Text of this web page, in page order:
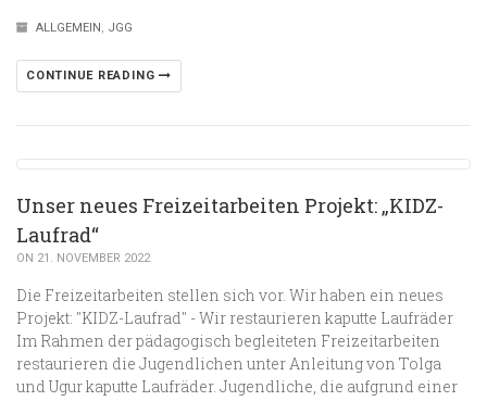
ALLGEMEIN, JGG
CONTINUE READING
Unser neues Freizeitarbeiten Projekt: „KIDZ-
Laufrad“
ON 21. NOVEMBER 2022
Die Freizeitarbeiten stellen sich vor. Wir haben ein neues
Projekt: "KIDZ-Laufrad" - Wir restaurieren kaputte Laufräder
Im Rahmen der pädagogisch begleiteten Freizeitarbeiten
restaurieren die Jugendlichen unter Anleitung von Tolga
und Ugur kaputte Laufräder. Jugendliche, die aufgrund einer